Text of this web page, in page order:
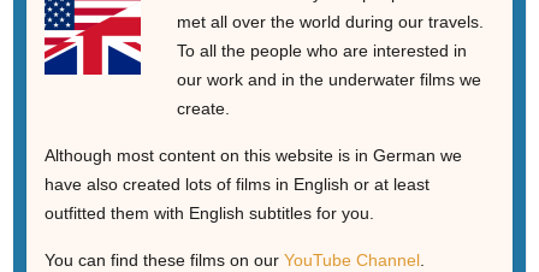
met all over the world during our travels.
To all the people who are interested in
our work and in the underwater films we
create.
Although most content on this website is in German we
have also created lots of films in English or at least
outfitted them with English subtitles for you.
You can find these films on our YouTube Channel.